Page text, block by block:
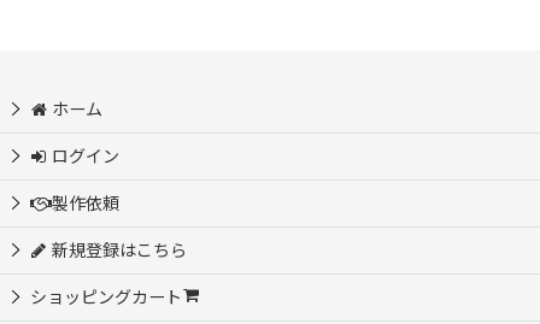
ホーム
ログイン
製作依頼
新規登録はこちら
ショッピングカート